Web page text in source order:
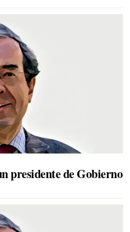
presidente de Gobierno